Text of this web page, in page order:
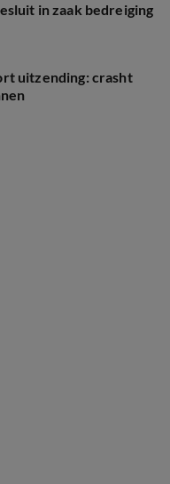
in zaak bedreiging
uitzending: crasht